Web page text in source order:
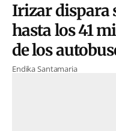
Irizar dispara
hasta los 41
de los
Endika Santamaria